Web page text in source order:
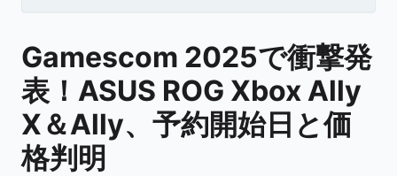
Gamescom 2025で衝撃発
表！ASUS ROG Xbox Ally
X＆Ally、予約開始日と価
格判明